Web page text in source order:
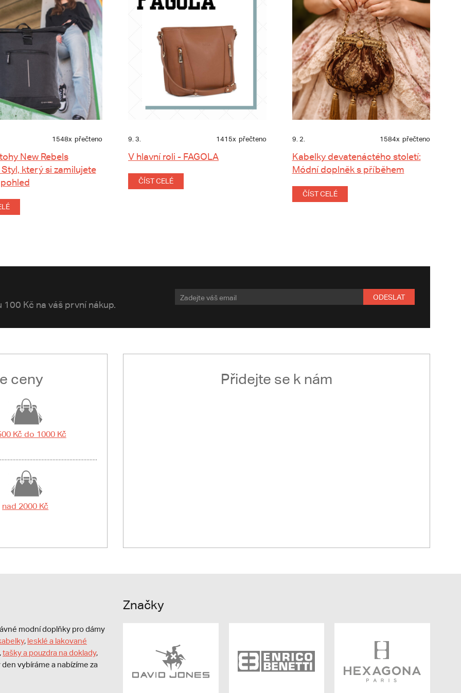
1548x přečteno
New Rebels
který si zamilujete
9. 3. 1415x přečteno
V hlavní roli - FAGOLA
ČÍST CELÉ
9. 2. 1584x přečteno
Kabelky devatenáctého století:
Módní doplněk s příběhem
ČÍST CELÉ
Kč na váš první nákup.
ODESLAT
ceny
Kč do 1000 Kč
nad 2000 Kč
Přidejte se k nám
modní doplňky pro dámy
, lesklé a lakované
,tašky a pouzdra na doklady,
vybíráme a nabízíme za
Značky